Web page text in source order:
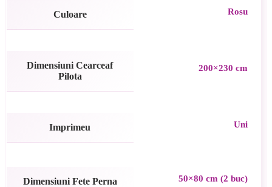
Culoare Rosu
Dimensiuni Cearceaf
Pilota
200×230 cm
Imprimeu Uni
Dimensiuni Fete Perna 50×80 cm (2 buc)